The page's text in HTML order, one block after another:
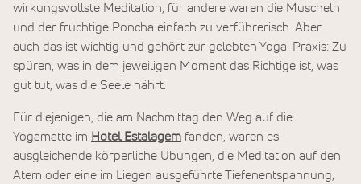
wirkungsvollste Meditation, für andere waren die Muscheln
und der fruchtige Poncha einfach zu verführerisch. Aber
auch das ist wichtig und gehört zur gelebten Yoga-Praxis: Zu
spüren, was in dem jeweiligen Moment das Richtige ist, was
gut tut, was die Seele nährt.
Für diejenigen, die am Nachmittag den Weg auf die
Yogamatte im Hotel Estalagem fanden, waren es
ausgleichende körperliche Übungen, die Meditation auf den
Atem oder eine im Liegen ausgeführte Tiefenentspannung,